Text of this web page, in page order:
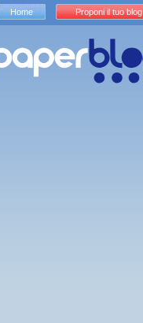
Home Proponi il tuo blog